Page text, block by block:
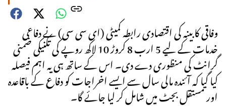
وفاقی کابینہ کی اقتصادی رابطہ کمیٹی (ای سی سی) نے دفاعی
خدمات کے لیے 5 ارب 8 کروڑ 10 لاکھ روپے کی تکنیکی ضمنی
گرانٹ کی منظوری دے دی۔ اس کے ساتھ ہی یہ اہم فیصلہ
کیا گیا کہ آئندہ مالی سال سے ایسے اخراجات کو دفاع کے باقاعدہ
اور مستقل بجٹ میں شامل کر لیا جائے گا۔